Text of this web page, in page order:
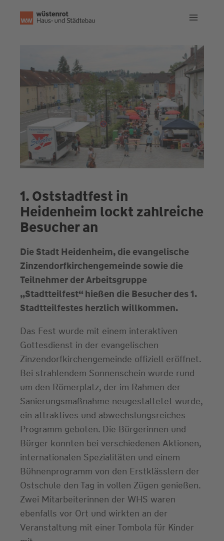
Inhalt
1. Oststadtfest in
Heidenheim lockt zahlreiche
Besucher an
Die Stadt Heidenheim, die evangelische
Zinzendorfkirchengemeinde sowie die
Teilnehmer der Arbeitsgruppe
„Stadtteilfest“ hießen die Besucher des 1.
Stadtteilfestes herzlich willkommen.
Das Fest wurde mit einem interaktiven
Gottesdienst in der evangelischen
Zinzendorfkirchengemeinde offiziell eröffnet.
Bei strahlendem Sonnenschein wurde rund
um den Römerplatz, der im Rahmen der
Sanierungsmaßnahme neugestaltetet wurde,
ein attraktives und abwechslungsreiches
Programm geboten. Die Bürgerinnen und
Bürger konnten bei verschiedenen Aktionen,
internationalen Spezialitäten und einem
Bühnenprogramm von den Erstklässlern der
Ostschule den Tag in vollen Zügen genießen.
Zwei Mitarbeiterinnen der WHS waren
ebenfalls vor Ort und wirkten an der
Veranstaltung mit einer Tombola für Kinder